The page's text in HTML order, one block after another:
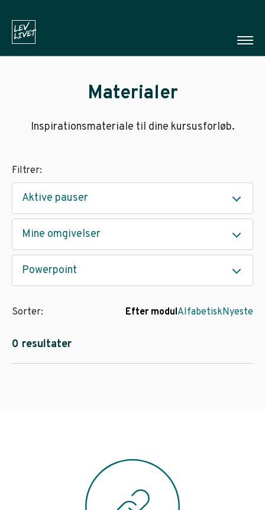
Materialer
Inspirationsmateriale til dine kursusforløb.
Filtrer:
Aktive pauser
Mine omgivelser
Powerpoint
0 resultater
Sorter: Efter modulAlfabetiskNyeste